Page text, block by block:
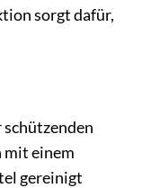
sorgt dafür,
mit einem
gereinigt